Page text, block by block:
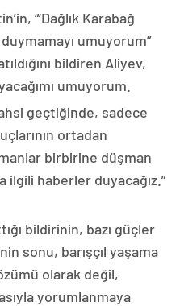
“‘Dağlık Karabağ
umuyorum”
bildiren Aliyev,
umuyorum.
geçtiğinde, sadece
ortadan
birbirine düşman
ilgili haberler duyacağız.”
bildirinin, bazı güçler
sonu, barışçıl yaşama
olarak değil,
yorumlanmaya